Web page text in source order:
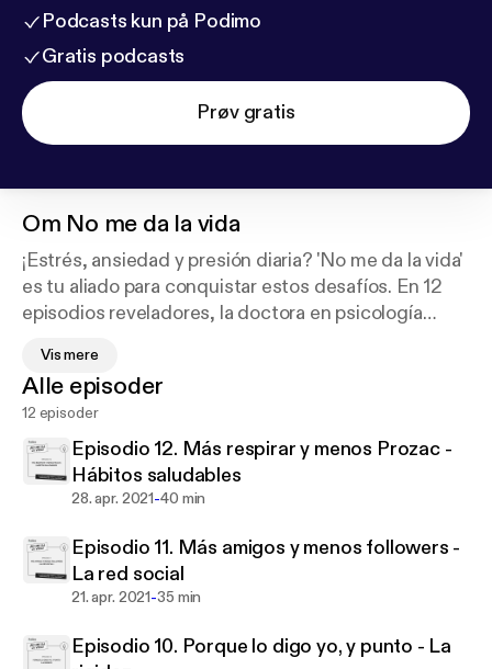
Podcasts kun på Podimo
Gratis podcasts
Prøv gratis
Om No me da la vida
¡Estrés, ansiedad y presión diaria? 'No me da la vida'
es tu aliado para conquistar estos desafíos. En 12
episodios reveladores, la doctora en psicología
Fernández desmantelan el mito de la súpermujer
moderna. Este podcast es tu guía hacia el equilibrio,
ofreciendo herramientas prácticas para mujeres que
malabarean múltiples roles. Descubre cómo
priorizar, establecer límites saludables y reconectar
con tu verdadero yo. Marta, con su profundo
divulgación sobre descanso y bienestar, te
acompañarán en este viaje de autodescubrimiento y
crecimiento personal. 'No me da la vida' no es solo
auténtica. Sintoniza y transforma tu relación con el
Vis mere
Alle episoder
12 episoder
Episodio 12. Más respirar y menos Prozac -
Hábitos saludables
28. apr. 2021-40 min
Episodio 11. Más amigos y menos followers -
La red social
21. apr. 2021-35 min
Episodio 10. Porque lo digo yo, y punto - La